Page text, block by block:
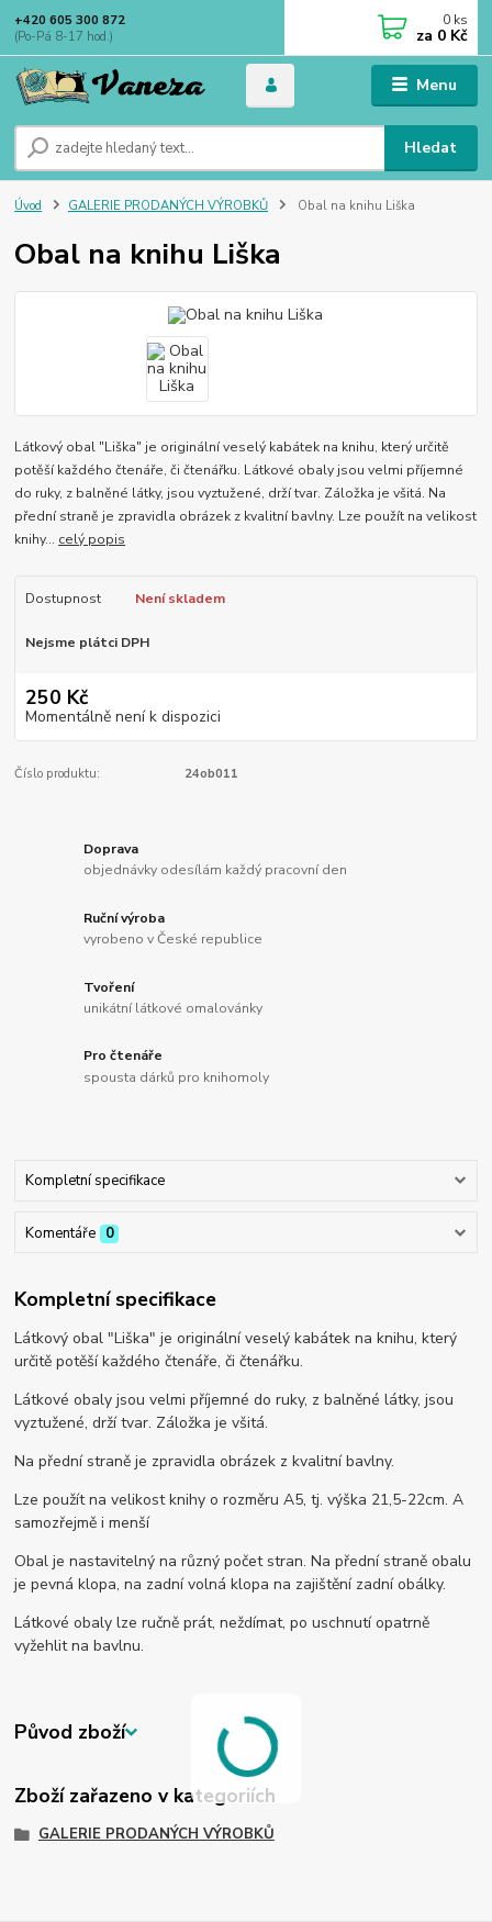
Menu
Hledat
+420 605 300 872
(Po-Pá 8-17 hod.)
0 ks
za 0 Kč
Úvod GALERIE PRODANÝCH VÝROBKŮ Obal na knihu Liška
Obal na knihu Liška
Látkový obal "Liška" je originální veselý kabátek na knihu, který určitě
potěší každého čtenáře, či čtenářku. Látkové obaly jsou velmi příjemné
do ruky, z balněné látky, jsou vyztužené, drží tvar. Záložka je všitá. Na
přední straně je zpravidla obrázek z kvalitní bavlny. Lze použít na velikost
knihy... celý popis
Dostupnost Není skladem
Nejsme plátci DPH
250 Kč
Momentálně není k dispozici
Číslo produktu: 24ob011
Doprava
objednávky odesílám každý pracovní den
Ruční výroba
vyrobeno v České republice
Tvoření
unikátní látkové omalovánky
Pro čtenáře
spousta dárků pro knihomoly
Kompletní specifikace
Komentáře 0
Kompletní specifikace
Látkový obal "Liška" je originální veselý kabátek na knihu, který
určitě potěší každého čtenáře, či čtenářku.
Látkové obaly jsou velmi příjemné do ruky, z balněné látky, jsou
vyztužené, drží tvar. Záložka je všitá.
Na přední straně je zpravidla obrázek z kvalitní bavlny.
Lze použít na velikost knihy o rozměru A5, tj. výška 21,5-22cm. A
samozřejmě i menší
Obal je nastavitelný na různý počet stran. Na přední straně obalu
je pevná klopa, na zadní volná klopa na zajištění zadní obálky.
Látkové obaly lze ručně prát, neždímat, po uschnutí opatrně
vyžehlit na bavlnu.
Původ zboží
Zboží zařazeno v kategoriích
GALERIE PRODANÝCH VÝROBKŮ